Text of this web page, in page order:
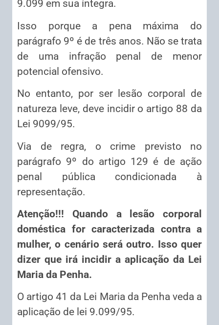
9.099 em sua íntegra.
Isso porque a pena máxima do
parágrafo 9º é de três anos. Não se trata
de uma infração penal de menor
potencial ofensivo.
No entanto, por ser lesão corporal de
natureza leve, deve incidir o artigo 88 da
Lei 9099/95.
Via de regra, o crime previsto no
parágrafo 9º do artigo 129 é de ação
penal pública condicionada à
representação.
Atenção!!! Quando a lesão corporal
doméstica for caracterizada contra a
mulher, o cenário será outro. Isso quer
dizer que irá incidir a aplicação da Lei
Maria da Penha.
O artigo 41 da Lei Maria da Penha veda a
aplicação de lei 9.099/95.